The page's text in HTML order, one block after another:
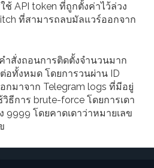
ช้ API token ที่ถูกตั้งค่าไว้ล่วง
ที่สามารถลบมัลแวร์ออกจาก
ำสั่งถอนการติดตั้งจำนวนมาก
อทั้งหมด โดยการวนผ่าน ID
กมาจาก Telegram logs ที่มีอยู่
ธีการ brute-force โดยการเดา
9999 โดยคาดเดาว่าหมายเลข